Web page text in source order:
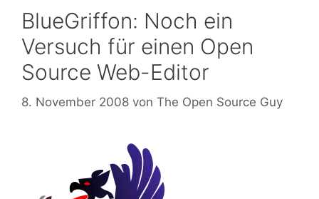
BlueGriffon: Noch ein
Versuch für einen Open
Source Web-Editor
8. November 2008 von The Open Source Guy